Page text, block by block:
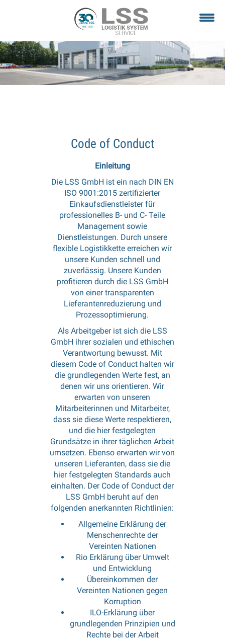
Code of Conduct
Einleitung
Die LSS GmbH ist ein nach DIN EN
ISO 9001:2015 zertifizierter
Einkaufsdienstleister für
professionelles B- und C- Teile
Management sowie
Dienstleistungen. Durch unsere
flexible Logistikkette erreichen wir
unsere Kunden schnell und
zuverlässig. Unsere Kunden
profitieren durch die LSS GmbH
von einer transparenten
Lieferantenreduzierung und
Prozessoptimierung.
Als Arbeitgeber ist sich die LSS
GmbH ihrer sozialen und ethischen
Verantwortung bewusst. Mit
diesem Code of Conduct halten wir
die grundlegenden Werte fest, an
denen wir uns orientieren. Wir
erwarten von unseren
Mitarbeiterinnen und Mitarbeiter,
dass sie diese Werte respektieren,
und die hier festgelegten
Grundsätze in ihrer täglichen Arbeit
umsetzen. Ebenso erwarten wir von
unseren Lieferanten, dass sie die
hier festgelegten Standards auch
einhalten. Der Code of Conduct der
LSS GmbH beruht auf den
folgenden anerkannten Richtlinien:
Allgemeine Erklärung der
Menschenrechte der
Vereinten Nationen
Rio Erklärung über Umwelt
und Entwicklung
Übereinkommen der
Vereinten Nationen gegen
Korruption
ILO-Erklärung über
grundlegenden Prinzipien und
Rechte bei der Arbeit